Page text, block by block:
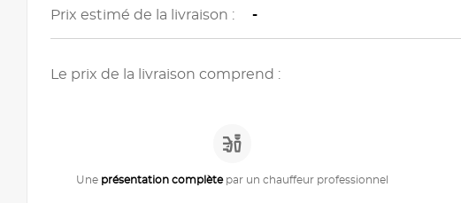
Prix estimé de la livraison : -
Le prix de la livraison comprend :
Une présentation complètepar un chauffeur professionnel